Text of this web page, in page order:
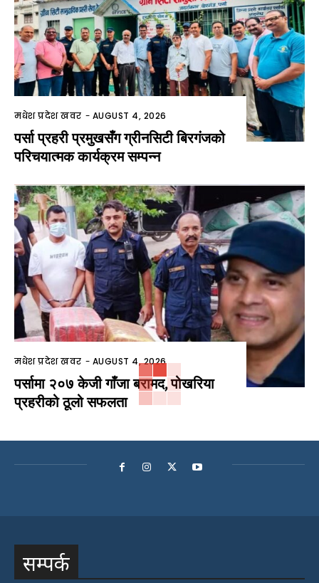
मधेश प्रदेश खवर - AUGUST 4, 2026
पर्सा प्रहरी प्रमुखसँग ग्रीनसिटी बिरगंजको
परिचयात्मक कार्यक्रम सम्पन्न
मधेश प्रदेश खवर - AUGUST 4, 2026
पर्सामा २०७ केजी गाँजा बरामद, पोखरिया
प्रहरीको ठूलो सफलता
सम्पर्क